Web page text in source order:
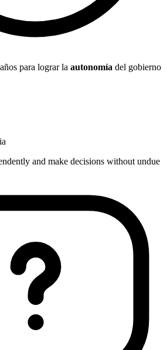
para lograr la autonomía del gobierno
and make decisions without undue